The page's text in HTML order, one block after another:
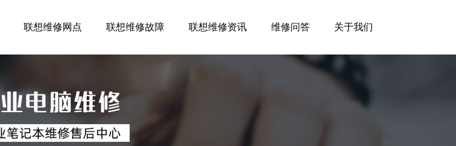
联想维修网点 联想维修故障 联想维修资讯 维修问答 关于我们